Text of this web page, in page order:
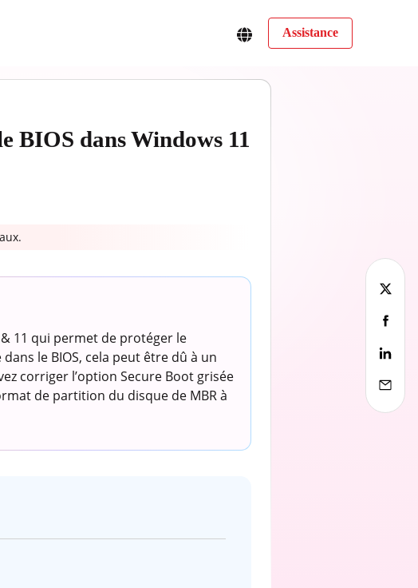
Assistance
BIOS dans Windows 11
11 qui permet de protéger le
le BIOS, cela peut être dû à un
corriger l’option Secure Boot grisée
de partition du disque de MBR à